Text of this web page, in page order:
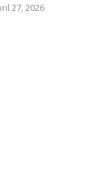
27, 2026